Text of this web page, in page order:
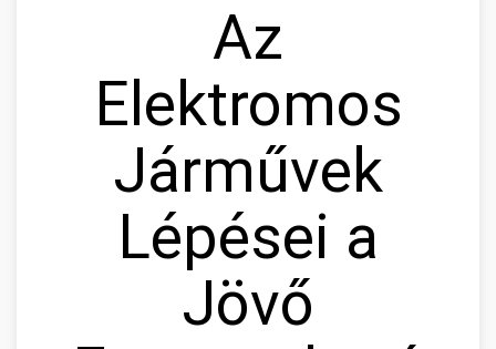
Az
Elektromos
Járművek
Lépései a
Jövő